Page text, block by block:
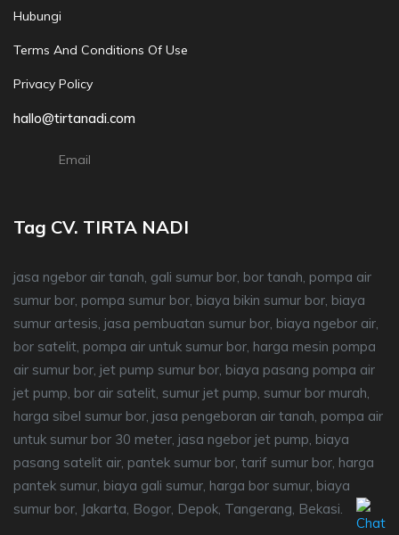
Hubungi
Terms And Conditions Of Use
Privacy Policy
hallo@tirtanadi.com
Email
Tag CV. TIRTA NADI
jasa ngebor air tanah, gali sumur bor, bor tanah, pompa air
sumur bor, pompa sumur bor, biaya bikin sumur bor, biaya
sumur artesis, jasa pembuatan sumur bor, biaya ngebor air,
bor satelit, pompa air untuk sumur bor, harga mesin pompa
air sumur bor, jet pump sumur bor, biaya pasang pompa air
jet pump, bor air satelit, sumur jet pump, sumur bor murah,
harga sibel sumur bor, jasa pengeboran air tanah, pompa air
untuk sumur bor 30 meter, jasa ngebor jet pump, biaya
pasang satelit air, pantek sumur bor, tarif sumur bor, harga
pantek sumur, biaya gali sumur, harga bor sumur, biaya
sumur bor, Jakarta, Bogor, Depok, Tangerang, Bekasi.